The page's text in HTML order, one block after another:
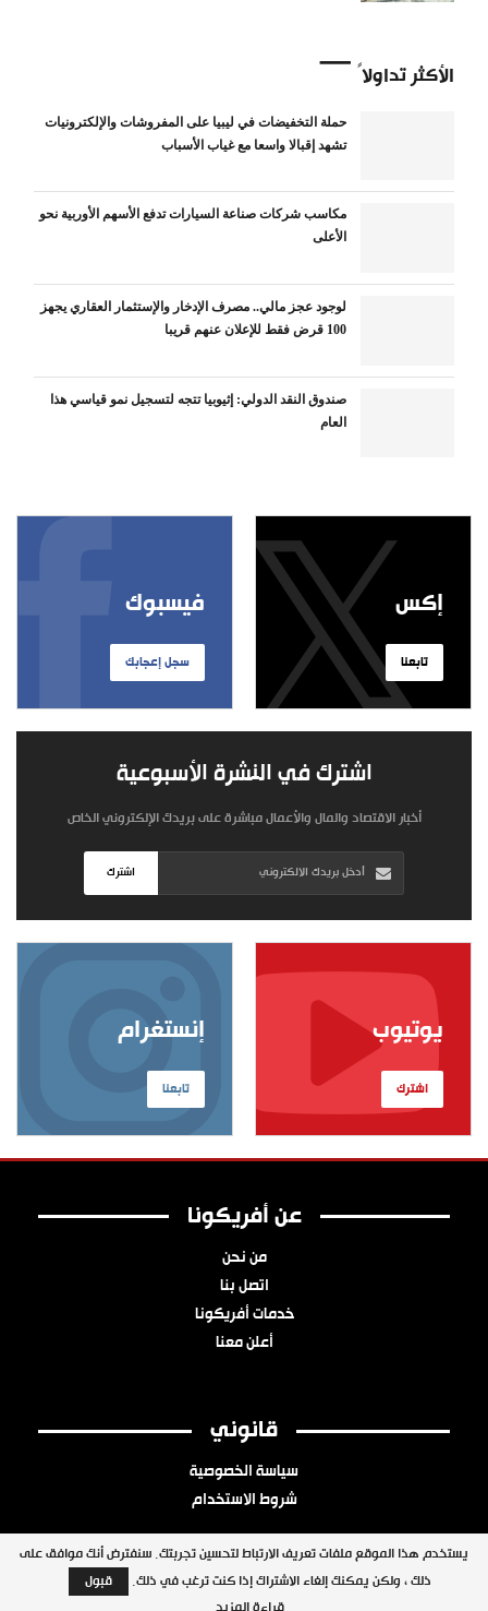
الأكثر تداولاً
حملة التخفيضات في ليبيا على المفروشات والإلكترونيات
تشهد إقبالا واسعا مع غياب الأسباب
مكاسب شركات صناعة السيارات تدفع الأسهم الأوربية نحو
الأعلى
لوجود عجز مالي.. مصرف الإدخار والإستثمار العقاري يجهز
100 قرض فقط للإعلان عنهم قريبا
صندوق النقد الدولي: إثيوبيا تتجه لتسجيل نمو قياسي هذا
العام
فيسبوك
سجل إعجابك
إكس
تابعنا
اشترك في النشرة الأسبوعية
أخبار الاقتصاد والمال والأعمال مباشرة على بريدك الإلكتروني الخاص
اشترك
إنستغرام
تابعنا
يوتيوب
اشترك
عن أفريكونا
من نحن
اتصل بنا
خدمات أفريكونا
أعلن معنا
قانوني
سياسة الخصوصية
شروط الاستخدام
جميع الحقوق محفوظة © 2026 شبكة أفريكونا
يستخدم هذا الموقع ملفات تعريف الارتباط لتحسين تجربتك. سنفترض أنك موافق على
ذلك ، ولكن يمكنك إلغاء الاشتراك إذا كنت ترغب في ذلك.
قبول